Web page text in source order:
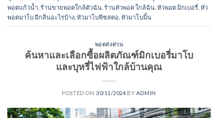
พอตแก้วน้ำ,ร้านขายพอตใกล้ตัวฉัน,ร้านหัวพอต ใกล้ฉัน,หัวพอต มิกเบอรี่,หัว
พอตมาโบ มีกลิ่นอะไรบ้าง,หัวมาโบพีชสตอ,หัวมาโบมิ้น
พอตส่งด่วน
ค้นหาและเลือกซื้อผลิตภัณฑ์มิกเบอรี่มาโบ
และบุหรี่ไฟฟ้าใกล้บ้านคุณ
POSTED ON 30/11/2024 BY ADMIN